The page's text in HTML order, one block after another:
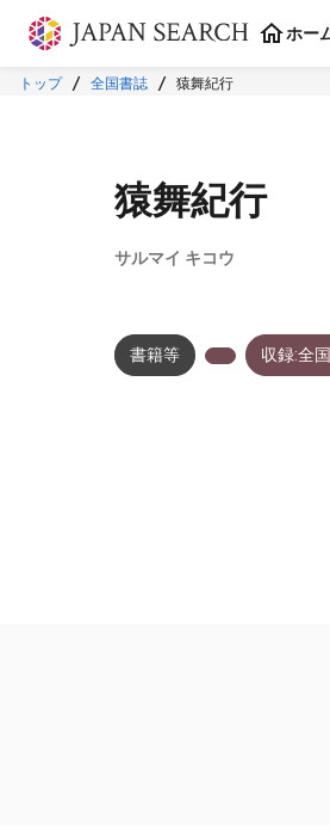
本文に飛ぶ
ホー
トップ 全国書誌 猿舞紀行
猿舞紀行
サルマイ キコウ
書籍等 収録:全